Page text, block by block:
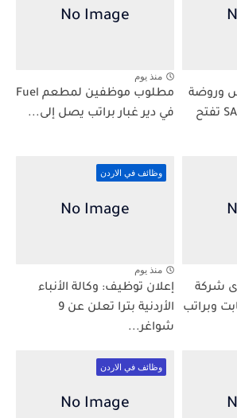
وروضة
ساغو SAGO SCHOOLS تفتح
منذ يوم
مطلوب موظفين لمطعم Fuel
في دير غبار براتب يصل إلى...
شركة
وبراتب
وظائف في الاردن
منذ يوم
إعلان توظيف: وكالة الأنباء
الأردنية بترا تعلن عن 9
شواغر...
وظائف في الاردن